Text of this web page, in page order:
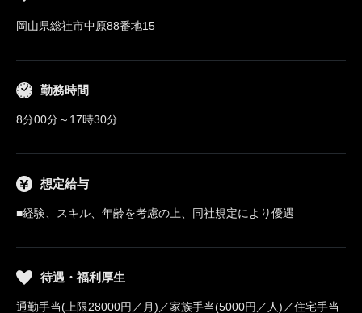
岡山県総社市中原88番地15
勤務時間
8分00分～17時30分
想定給与
■経験、スキル、年齢を考慮の上、同社規定により優遇
待遇・福利厚生
通勤手当(上限28000円／月)／家族手当(5000円／人)／住宅手当